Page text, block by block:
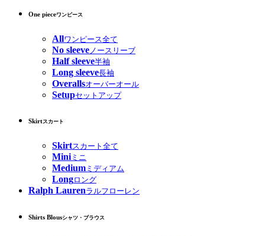
One pieceワンピース
Allワンピース全て
No sleeve ノースリーブ
Half sleeve半袖
Long sleeve長袖
Overallsオーバーオール
Setupセットアップ
Skirtスカート
Skirtスカート全て
Miniミニ
Medium ミディアム
Longロング
Ralph Laurenラルフローレン
Shirts Blousシャツ・ブラウス